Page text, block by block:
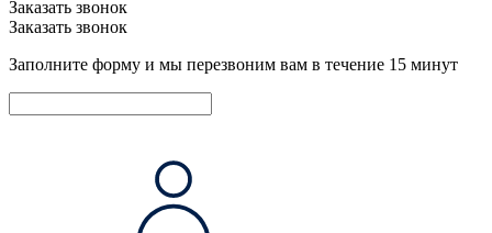
Заказать звонок
Заказать звонок
Заполните форму и мы перезвоним вам в течение 15 минут